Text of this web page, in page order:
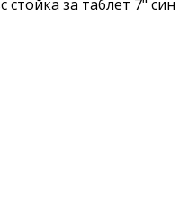
за таблет 7" син